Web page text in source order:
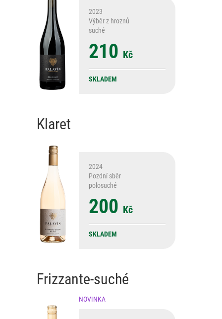
2023
Výběr z hroznů
suché
210 Kč
SKLADEM
Klaret
2024
Pozdní sběr
polosuché
200 Kč
SKLADEM
Frizzante-suché
NOVINKA